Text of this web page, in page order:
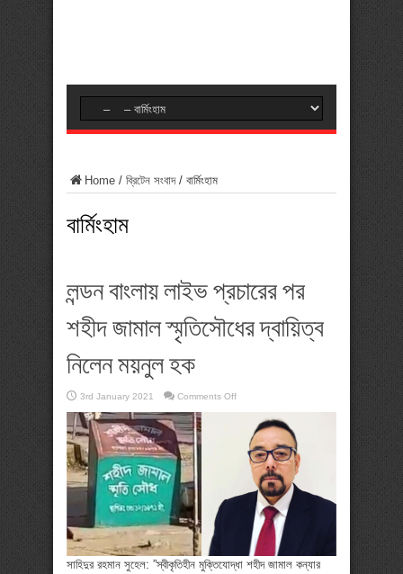
Home / ব্রিটেন সংবাদ/ বার্মিংহাম
বার্মিংহাম
লন্ডন বাংলায় লাইভ প্রচারের পর
শহীদ জামাল স্মৃতিসৌধের দ্বায়িত্ব
নিলেন ময়নুল হক
3rd January 2021 Comments Offon
প্রচারের
শহীদ
জামাল
স্মৃতিসৌধের
দ্বায়িত্ব
সাহিদুর রহমান সুহেল: ”স্বীকৃতিহীন মুক্তিযোদ্ধা শহীদ জামাল কন্যার